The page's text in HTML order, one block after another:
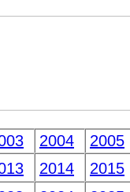
2004
2005
2014
2015